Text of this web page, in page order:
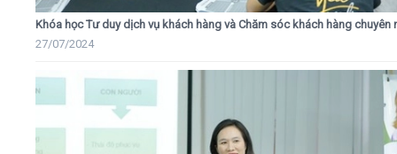
Khóa học Tư duy dịch vụ khách hàng và Chăm sóc khách hàng chuyên
27/07/2024